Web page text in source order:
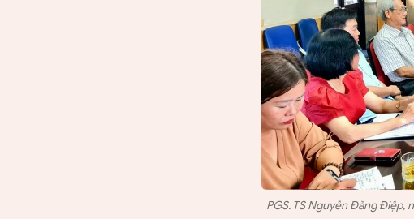
PGS. TS Nguyễn Đăng Điệp,